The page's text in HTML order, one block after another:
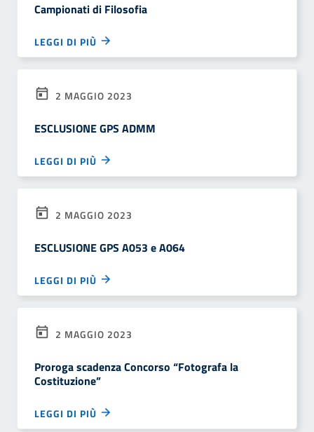
Campionati di Filosofia
LEGGI DI PIÙ
2 MAGGIO 2023
ESCLUSIONE GPS ADMM
LEGGI DI PIÙ
2 MAGGIO 2023
ESCLUSIONE GPS A053 e A064
LEGGI DI PIÙ
2 MAGGIO 2023
Proroga scadenza Concorso “Fotografa la
Costituzione”
LEGGI DI PIÙ